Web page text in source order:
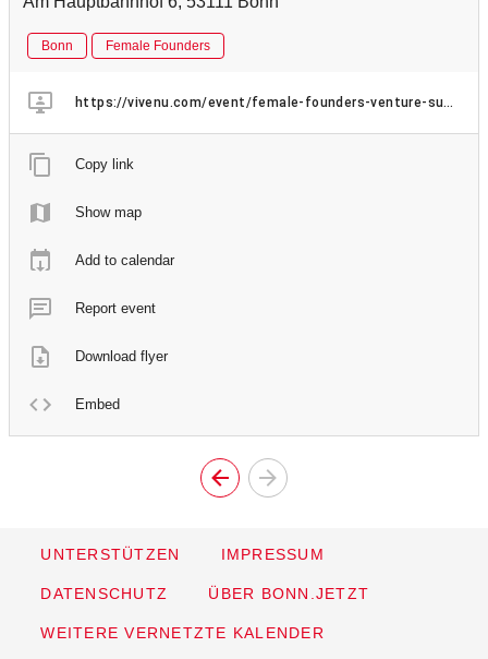
Bonn Female Founders
https://vivenu.com/event/female-founders-venture-summit-5obnli?
Copy link
Show map
Add to calendar
Report event
Download flyer
Embed
UNTERSTÜTZEN IMPRESSUM
DATENSCHUTZ ÜBER BONN.JETZT
WEITERE VERNETZTE KALENDER